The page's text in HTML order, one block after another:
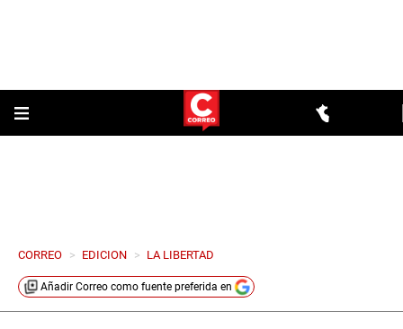
CORREO > EDICION > LA LIBERTAD
Añadir Correo como fuente preferida en